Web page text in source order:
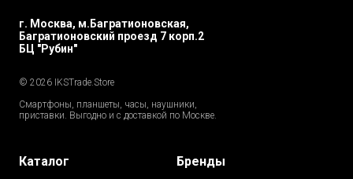
г. Москва, м.Багратионовская,
Багратионовский проезд 7 корп.2
БЦ "Рубин"
© 2026 IKSTrade.Store
Смартфоны, планшеты, часы, наушники,
приставки. Выгодно и с доставкой по Москве.
Каталог Бренды